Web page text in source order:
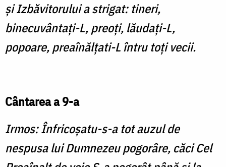
şi Izbăvitorului a strigat: tineri,
binecuvântaţi-L, preoţi, lăudaţi-L,
popoare, preaînălţati-L întru toţi vecii.
Cântarea a 9-a
Irmos: Înfricoşatu-s-a tot auzul de
nespusa lui Dumnezeu pogorâre, căci Cel